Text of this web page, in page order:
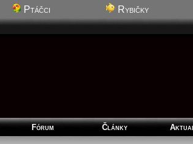
Ptáčci Rybičky
Fórum Články